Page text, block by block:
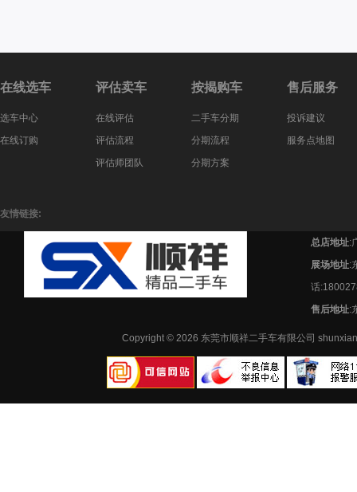
在线选车
选车中心
在线订购
评估卖车
在线评估
评估流程
评估师团队
按揭购车
二手车分期
分期流程
分期方案
售后服务
投诉建议
服务点地图
友情链接:
总店地址:
展场地址:
话
售后地址:
Copyright © 2026 东莞市顺祥二手车有限公司